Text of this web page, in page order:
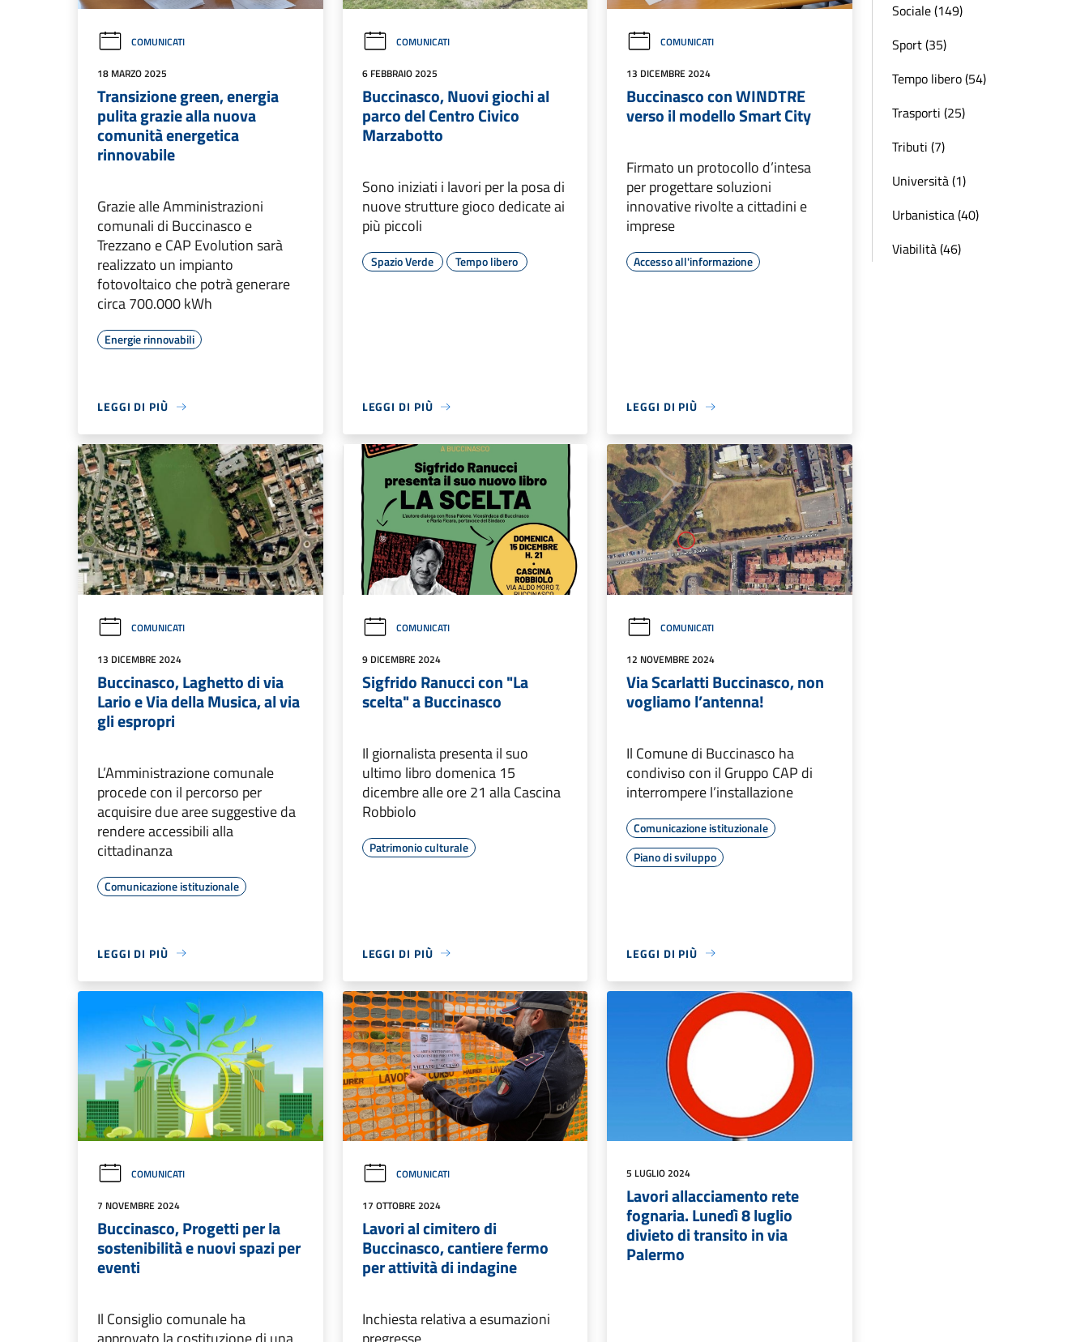
COMUNICATI
18 MARZO 2025
Transizione green, energia
pulita grazie alla nuova
comunità energetica
rinnovabile
Grazie alle Amministrazioni
comunali di Buccinasco e
Trezzano e CAP Evolution sarà
realizzato un impianto
fotovoltaico che potrà generare
circa 700.000 kWh
Energie rinnovabili
LEGGI DI PIÙ
COMUNICATI
6 FEBBRAIO 2025
Buccinasco, Nuovi giochi al
parco del Centro Civico
Marzabotto
Sono iniziati i lavori per la posa di
nuove strutture gioco dedicate ai
più piccoli
Spazio Verde Tempo libero
LEGGI DI PIÙ
COMUNICATI
13 DICEMBRE 2024
Buccinasco con WINDTRE
verso il modello Smart City
Firmato un protocollo d’intesa
per progettare soluzioni
innovative rivolte a cittadini e
imprese
Accesso all'informazione
LEGGI DI PIÙ
COMUNICATI
13 DICEMBRE 2024
Buccinasco, Laghetto di via
Lario e Via della Musica, al via
gli espropri
L’Amministrazione comunale
procede con il percorso per
acquisire due aree suggestive da
rendere accessibili alla
cittadinanza
Comunicazione istituzionale
LEGGI DI PIÙ
COMUNICATI
9 DICEMBRE 2024
Sigfrido Ranucci con "La
scelta" a Buccinasco
Il giornalista presenta il suo
ultimo libro domenica 15
dicembre alle ore 21 alla Cascina
Robbiolo
Patrimonio culturale
LEGGI DI PIÙ
COMUNICATI
12 NOVEMBRE 2024
Via Scarlatti Buccinasco, non
vogliamo l’antenna!
Il Comune di Buccinasco ha
condiviso con il Gruppo CAP di
interrompere l’installazione
Comunicazione istituzionale
Piano di sviluppo
LEGGI DI PIÙ
COMUNICATI
7 NOVEMBRE 2024
Buccinasco, Progetti per la
sostenibilità e nuovi spazi per
eventi
Il Consiglio comunale ha
COMUNICATI
17 OTTOBRE 2024
Lavori al cimitero di
Buccinasco, cantiere fermo
per attività di indagine
Inchiesta relativa a esumazioni
5 LUGLIO 2024
Lavori allacciamento rete
fognaria. Lunedì 8 luglio
divieto di transito in via
Palermo
Sociale (149)
Sport (35)
Tempo libero (54)
Trasporti (25)
Tributi (7)
Università (1)
Urbanistica (40)
Viabilità (46)